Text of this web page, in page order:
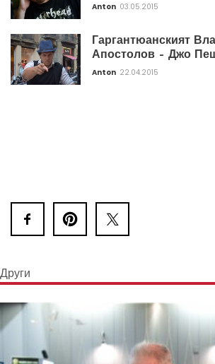
Anton 03.05.2015
Гаргантюанският
Апостолов – Джо
Anton 22.04.2015
Други